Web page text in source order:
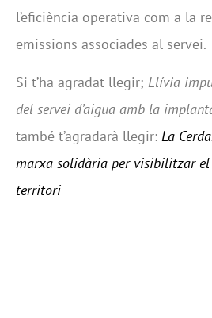
l’eficiència operativa com a la
emissions associades al servei.
Si t’ha agradat llegir; Llívia
del servei d’aigua amb la
també t’agradarà llegir: La
marxa solidària per visibilitzar el
territori